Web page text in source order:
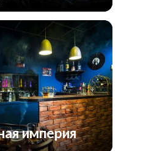
империя